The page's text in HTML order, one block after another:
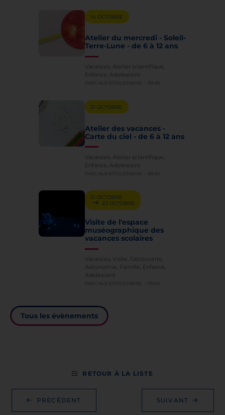
Atelier du mercredi -
Tous les évènements
PRÉCÉDENT
RETOUR À LA LISTE
SUIVANT